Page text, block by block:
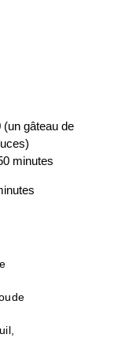
(un gâteau de
minutes